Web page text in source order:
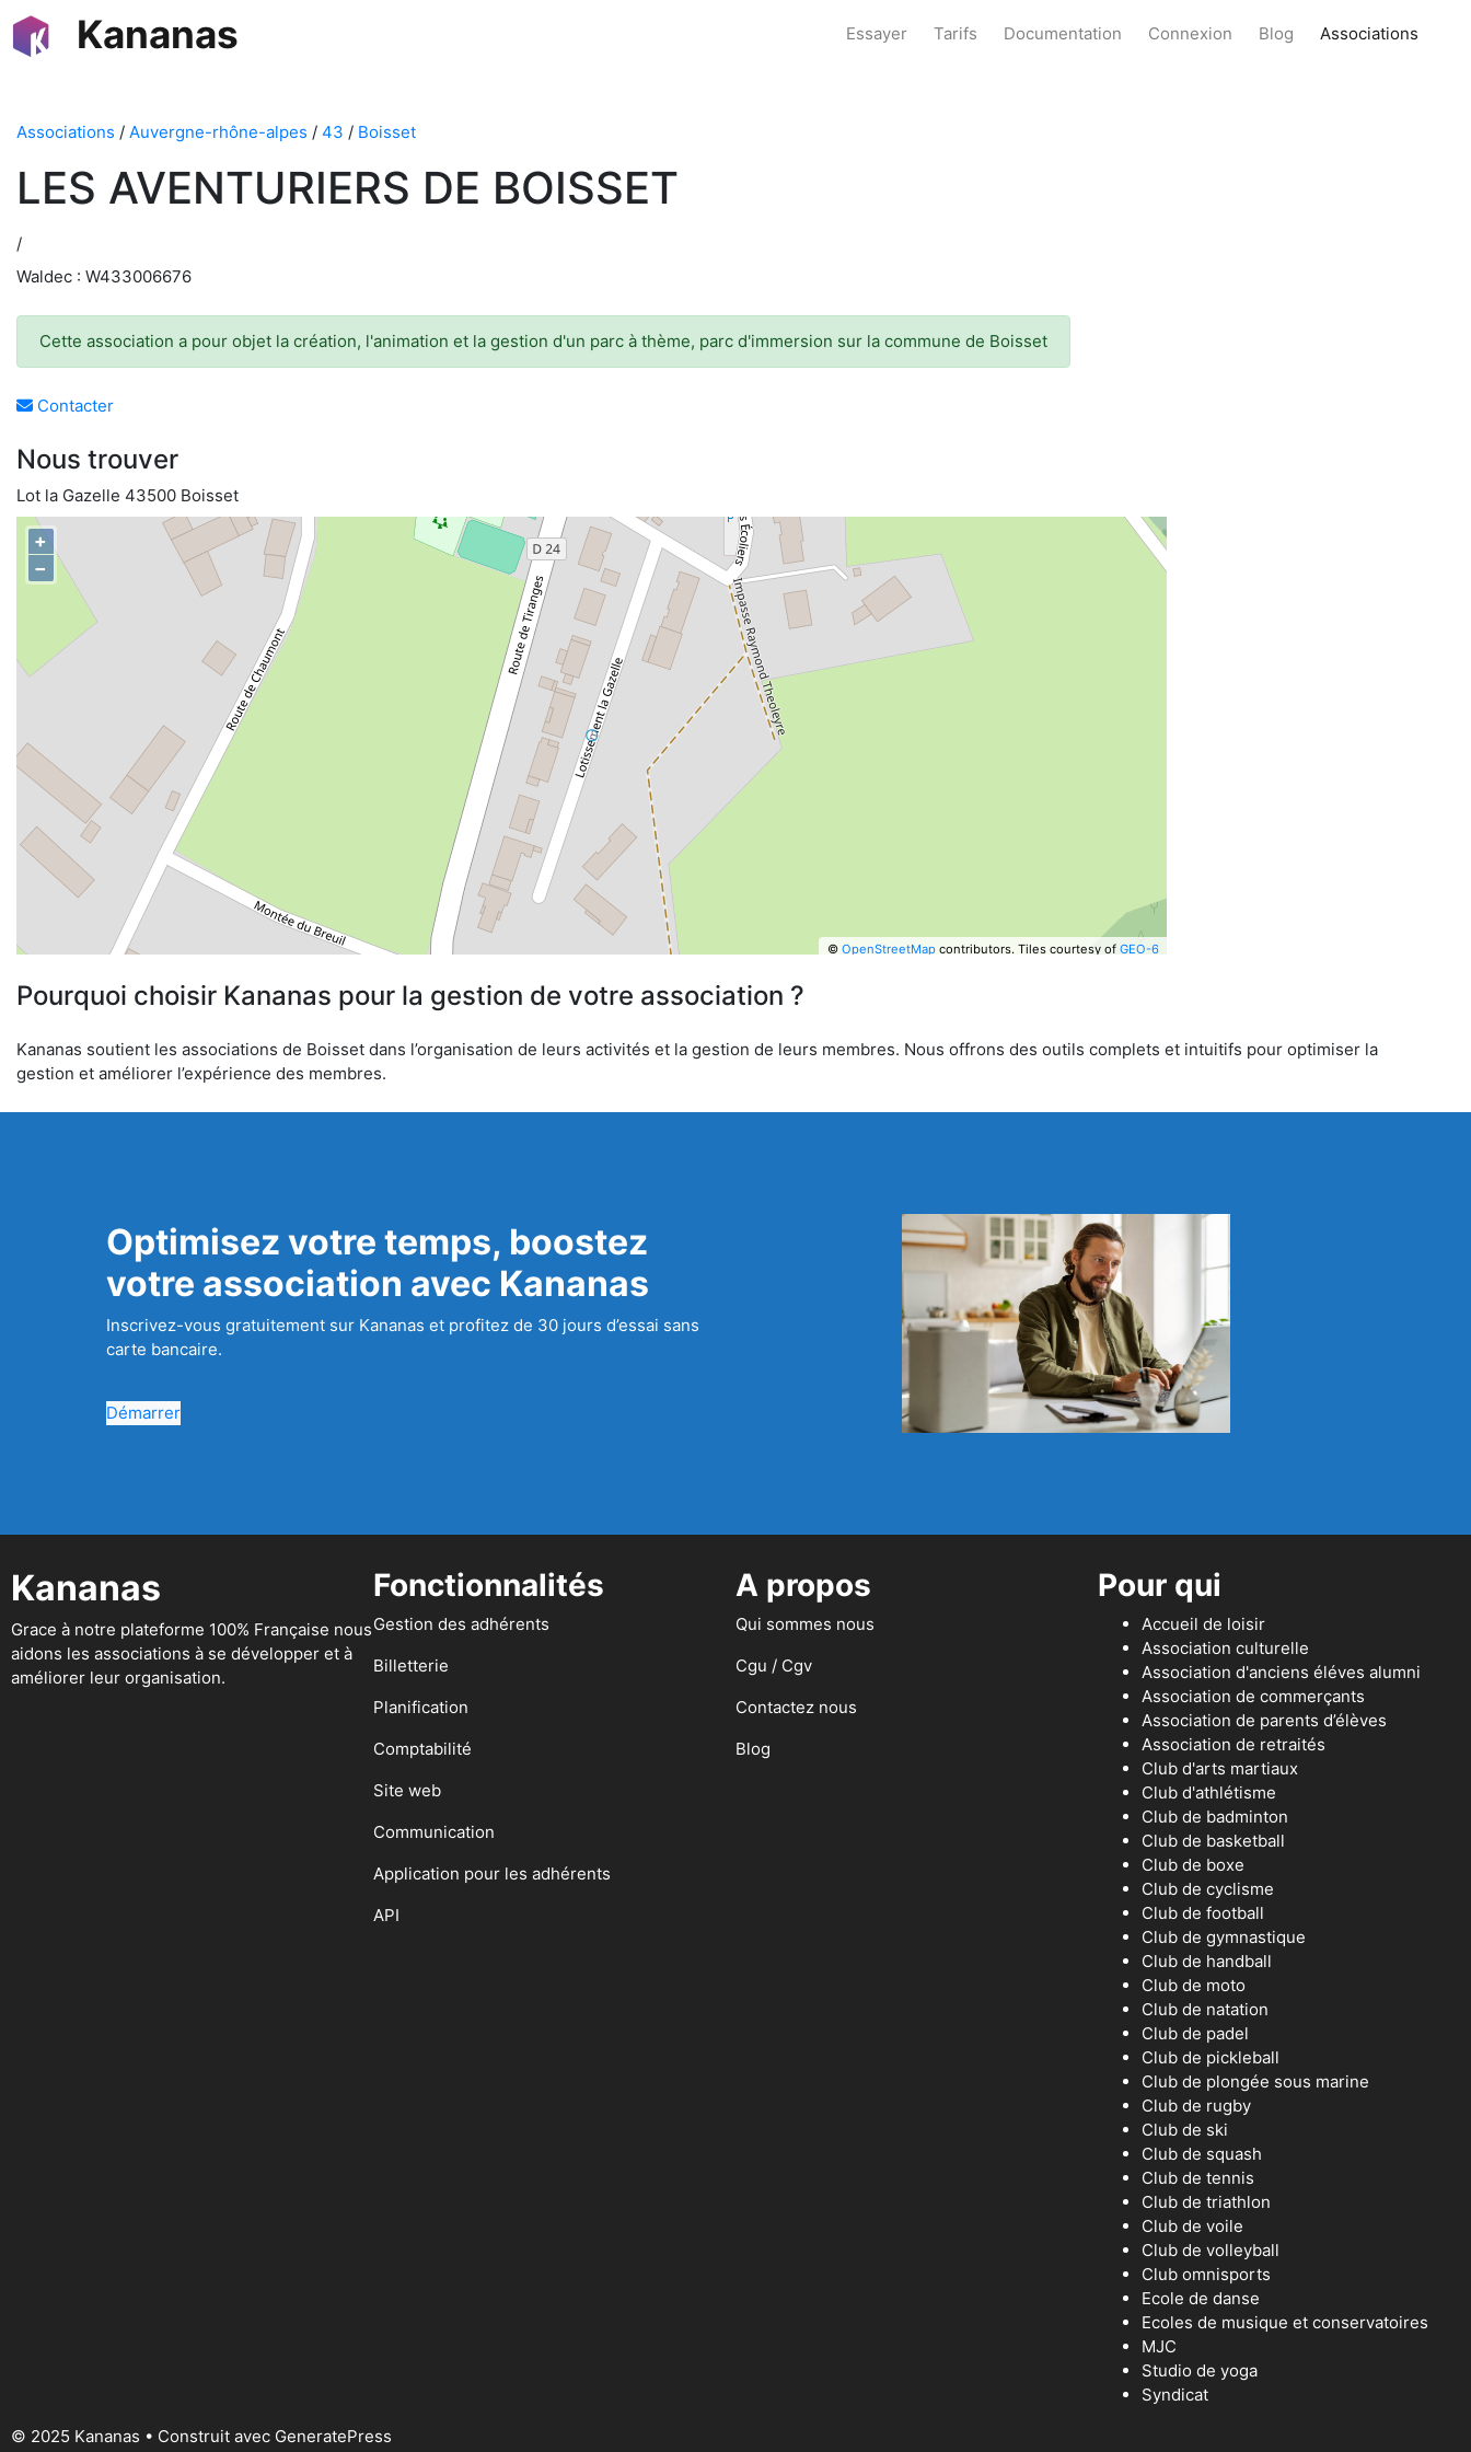
Kananas Essayer Tarifs Documentation Connexion Blog Associations
Associations / Auvergne-rhône-alpes / 43 / Boisset
LES AVENTURIERS DE BOISSET
/
Waldec : W433006676
Cette association a pour objet la création, l'animation et la gestion d'un parc à thème, parc d'immersion sur la commune de Boisset
Contacter
Nous trouver
Lot la Gazelle 43500 Boisset
+
−
© OpenStreetMapcontributors. Tiles courtesy of GEO-6
Pourquoi choisir Kananas pour la gestion de votre association ?
Kananas soutient les associations de Boisset dans l’organisation de leurs activités et la gestion de leurs membres. Nous offrons des outils complets et intuitifs pour optimiser la
gestion et améliorer l’expérience des membres.
Optimisez votre temps, boostez
votre association avec Kananas
Inscrivez-vous gratuitement sur Kananas et profitez de 30 jours d’essai sans
carte bancaire.
Démarrer
Kananas
Grace à notre plateforme 100% Française nous
aidons les associations à se développer et à
améliorer leur organisation.
Fonctionnalités
Gestion des adhérents
Billetterie
Planification
Comptabilité
Site web
Communication
Application pour les adhérents
API
A propos
Qui sommes nous
Cgu / Cgv
Contactez nous
Blog
Pour qui
Accueil de loisir
Association culturelle
Association d'anciens éléves alumni
Association de commerçants
Association de parents d’élèves
Association de retraités
Club d'arts martiaux
Club d'athlétisme
Club de badminton
Club de basketball
Club de boxe
Club de cyclisme
Club de football
Club de gymnastique
Club de handball
Club de moto
Club de natation
Club de padel
Club de pickleball
Club de plongée sous marine
Club de rugby
Club de ski
Club de squash
Club de tennis
Club de triathlon
Club de voile
Club de volleyball
Club omnisports
Ecole de danse
Ecoles de musique et conservatoires
MJC
Studio de yoga
Syndicat
© 2025 Kananas • Construit avec GeneratePress